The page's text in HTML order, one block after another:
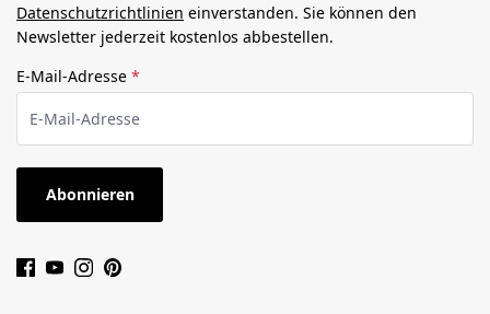
Datenschutzrichtlinien einverstanden. Sie können den
Newsletter jederzeit kostenlos abbestellen.
E-Mail-Adresse *
Abonnieren